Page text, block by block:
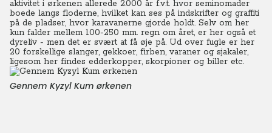
aktivitet i ørkenen allerede 2.000 år f.v.t. hvor seminomader
boede langs floderne, hvilket kan ses på indskrifter og graffiti
på de pladser, hvor karavanerne gjorde holdt. Selv om her
kun falder mellem 100-250 mm. regn om året, er her også et
dyreliv - men det er svært at få øje på. Ud over fugle er her
20 forskellige slanger, gekkoer, firben, varaner og sjakaler,
ligesom her findes edderkopper, skorpioner og biller etc.
Gennem Kyzyl Kum ørkenen